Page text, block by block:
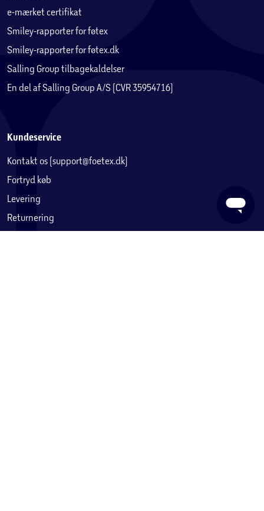
e-mærket certifikat
Smiley-rapporter for føtex
Smiley-rapporter for føtex.dk
Salling Group tilbagekaldelser
En del af Salling Group A/S (CVR 35954716)
Kundeservice
Kontakt os (support@foetex.dk)
Fortryd køb
Levering
Returnering